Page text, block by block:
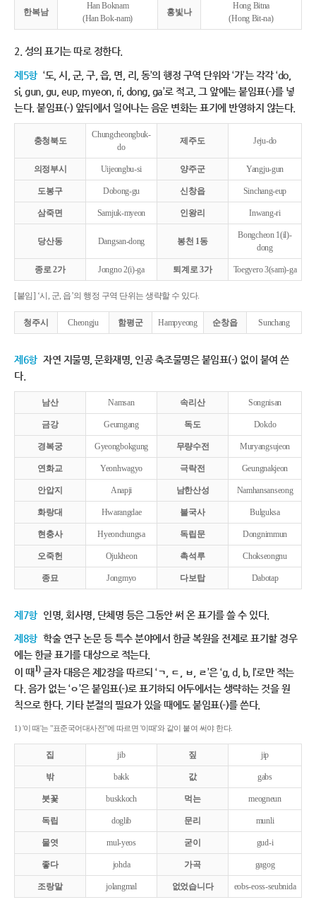
한복남
Han Boknam
(Han Bok-nam)
홍빛나
Hong Bitna
(Hong Bit-na)
2. 성의 표기는 따로 정한다.
제5항 ‘도, 시, 군, 구, 읍, 면, 리, 동’의 행정 구역 단위와 ‘가’는 각각 ‘do,
si, gun, gu, eup, myeon, ri, dong, ga’로 적고, 그 앞에는 붙임표(-)를 넣
는다. 붙임표(-) 앞뒤에서 일어나는 음운 변화는 표기에 반영하지 않는다.
충청북도
Chungcheongbuk-
do
제주도 Jeju-do
의정부시 Uijeongbu-si 양주군 Yangju-gun
도봉구 Dobong-gu 신창읍 Sinchang-eup
삼죽면 Samjuk-myeon 인왕리 Inwang-ri
당산동 Dangsan-dong 봉천 1동
Bongcheon 1(il)-
dong
종로 2가 Jongno 2(i)-ga 퇴계로 3가 Toegyero 3(sam)-ga
[붙임] ‘시, 군, 읍’의 행정 구역 단위는 생략할 수 있다.
청주시 Cheongju 함평군 Hampyeong 순창읍 Sunchang
제6항 자연 지물명, 문화재명, 인공 축조물명은 붙임표(-) 없이 붙여 쓴
다.
남산 Namsan 속리산 Songnisan
금강 Geumgang 독도 Dokdo
경복궁 Gyeongbokgung 무량수전 Muryangsujeon
연화교 Yeonhwagyo 극락전 Geungnakjeon
안압지 Anapji 남한산성 Namhansanseong
화랑대 Hwarangdae 불국사 Bulguksa
현충사 Hyeonchungsa 독립문 Dongnimmun
오죽헌 Ojukheon 촉석루 Chokseongnu
종묘 Jongmyo 다보탑 Dabotap
제7항 인명, 회사명, 단체명 등은 그동안 써 온 표기를 쓸 수 있다.
제8항 학술 연구 논문 등 특수 분야에서 한글 복원을 전제로 표기할 경우
에는 한글 표기를 대상으로 적는다.
이 때1)글자 대응은 제2장을 따르되 ‘ㄱ, ㄷ, ㅂ, ㄹ’은 ‘g, d, b, l’로만 적는
다. 음가 없는 ‘ㅇ’은 붙임표(-)로 표기하되 어두에서는 생략하는 것을 원
칙으로 한다. 기타 분절의 필요가 있을 때에도 붙임표(-)를 쓴다.
1) '이 때'는 "표준국어대사전"에 따르면 '이때'와 같이 붙여 써야 한다.
집 jib 짚 jip
밖 bakk 값 gabs
붓꽃 buskkoch 먹는 meogneun
독립 doglib 문리 munli
물엿 mul-yeos 굳이 gud-i
좋다 johda 가곡 gagog
조랑말 jolangmal 없었습니다 eobs-eoss-seubnida